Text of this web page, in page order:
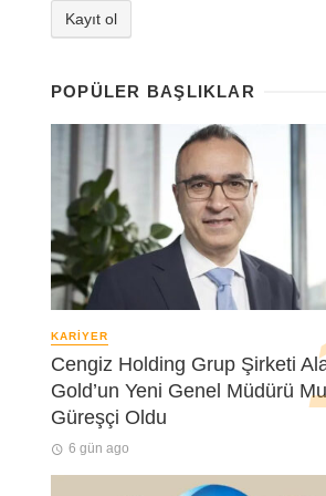
POPÜLER BAŞLIKLAR
KARIYER
Cengiz Holding Grup Şirketi
Gold’un Yeni Genel Müdürü
Güreşçi Oldu
6 gün ago